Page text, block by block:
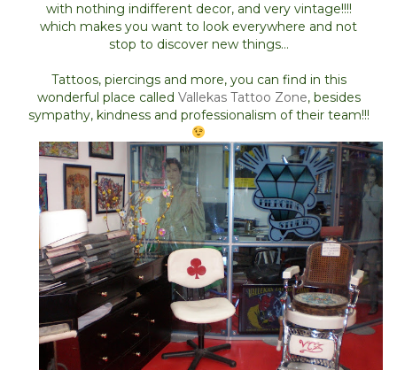
with nothing indifferent decor, and very vintage!!!!
which makes you want to look everywhere and not
stop to discover new things…
Tattoos, piercings and more, you can find in this
wonderful place called Vallekas Tattoo Zone, besides
sympathy, kindness and professionalism of their team!!!